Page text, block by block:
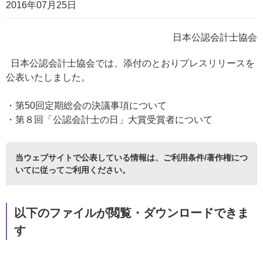
2016年07月25日
日本公認会計士協会
日本公認会計士協会では、添付のとおりプレスリリースを
公表いたしました。
・第50回定期総会の決議事項について
・第８回「公認会計士の日」大賞受賞者について
当ウェブサイトで公表している情報は、 ご利用条件/著作権につ
いてに従ってご利用ください。
以下のファイルが閲覧・ダウンロードできま
す